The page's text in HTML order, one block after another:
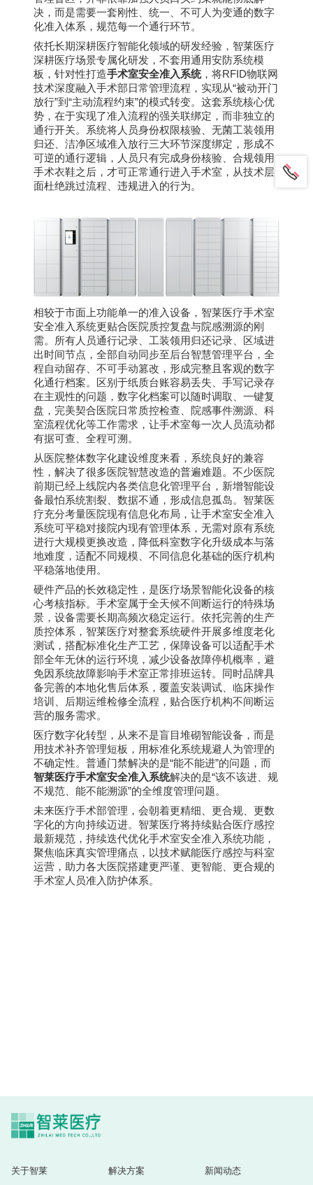
决，而是需要一套刚性、统一、不可人为变通的数字
化准入体系，规范每一个通行环节。
依托长期深耕医疗智能化领域的研发经验，智莱医疗
深耕医疗场景专属化研发，不套用通用安防系统模
板，针对性打造手术室安全准入系统，将RFID物联网
技术深度融入手术部日常管理流程，实现从“被动开门
放行”到 “主动流程约束”的模式转变。这套系统核心优
势，在于实现了准入流程的强关联绑定，而非独立的
通行开关。系统将人员身份权限核验、无菌工装领用
归还、洁净区域准入放行三大环节深度绑定，形成不
可逆的通行逻辑，人员只有完成身份核验、合规领用
手术衣鞋之后，才可正常通行进入手术室，从技术层
面杜绝跳过流程、违规进入的行为。
相较于市面上功能单一的准入设备，智莱医疗手术室
安全准入系统更贴合医院质控复盘与院感溯源的刚
需。所有人员通行记录、工装领用归还记录、区域进
出时间节点，全部自动同步至后台智慧管理平台，全
程自动留存、不可手动篡改，形成完整且客观的数字
化通行档案。区别于纸质台账容易丢失、手写记录存
在主观性的问题，数字化档案可以随时调取、一键复
盘，完美契合医院日常质控检查、院感事件溯源、科
室流程优化等工作需求，让手术室每一次人员流动都
有据可查、全程可溯。
从医院整体数字化建设维度来看，系统良好的兼容
性，解决了很多医院智慧改造的普遍难题。不少医院
前期已经上线院内各类信息化管理平台，新增智能设
备最怕系统割裂、数据不通，形成信息孤岛。智莱医
疗充分考量医院现有信息化布局，让手术室安全准入
系统可平稳对接院内现有管理体系，无需对原有系统
进行大规模更换改造，降低科室数字化升级成本与落
地难度，适配不同规模、不同信息化基础的医疗机构
平稳落地使用。
硬件产品的长效稳定性，是医疗场景智能化设备的核
心考核指标。手术室属于全天候不间断运行的特殊场
景，设备需要长期高频次稳定运行。依托完善的生产
质控体系，智莱医疗对整套系统硬件开展多维度老化
测试，搭配标准化生产工艺，保障设备可以适配手术
部全年无休的运行环境，减少设备故障停机概率，避
免因系统故障影响手术室正常排班运转。同时品牌具
备完善的本地化售后体系，覆盖安装调试、临床操作
培训、后期运维检修全流程，贴合医疗机构不间断运
营的服务需求。
医疗数字化转型，从来不是盲目堆砌智能设备，而是
用技术补齐管理短板，用标准化系统规避人为管理的
不确定性。普通门禁解决的是“能不能进”的问题，而
智莱医疗手术室安全准入系统解决的是“该不该进、规
不规范、能不能溯源”的全维度管理问题。
未来医疗手术部管理，会朝着更精细、更合规、更数
字化的方向持续迈进。智莱医疗将持续贴合医疗感控
最新规范，持续迭代优化手术室安全准入系统功能，
聚焦临床真实管理痛点，以技术赋能医疗感控与科室
运营，助力各大医院搭建更严谨、更智能、更合规的
手术室人员准入防护体系。
关于智莱 解决方案
新闻动态